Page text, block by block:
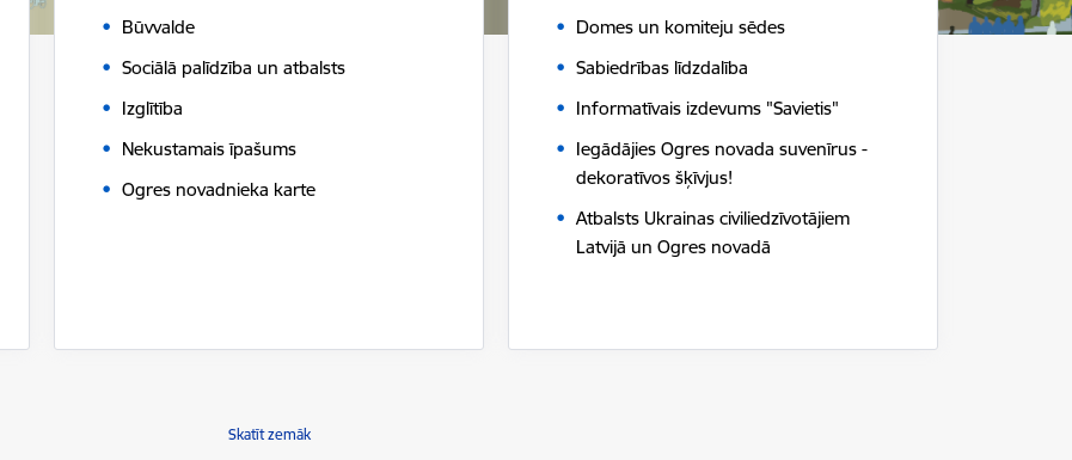
Būvvalde
Sociālā palīdzība un atbalsts
Izglītība
Nekustamais īpašums
Ogres novadnieka karte
Domes un komiteju sēdes
Sabiedrības līdzdalība
Informatīvais izdevums "Savietis"
Iegādājies Ogres novada suvenīrus -
dekoratīvos šķīvjus!
Atbalsts Ukrainas civiliedzīvotājiem
Latvijā un Ogres novadā
Skatīt zemāk